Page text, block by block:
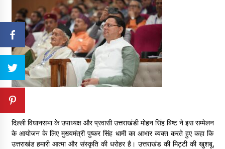
दिल्ली विधानसभा के उपाध्यक्ष और प्रवासी उत्तराखंडी मोहन सिंह बिष्ट ने इस सम्मेलन
के आयोजन के लिए मुख्यमंत्री पुष्कर सिंह धामी का आभार व्यक्त करते हुए कहा कि
उत्तराखंड हमारी आत्मा और संस्कृति की धरोहर है। उत्तराखंड की मिट्टी की खुशबू,